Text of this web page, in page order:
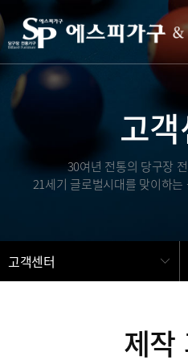
고
30여년 전통의 당구장
21세기 글로벌시대를 맞이하
고객센터
제작